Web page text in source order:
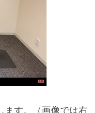
ます。（画像では右